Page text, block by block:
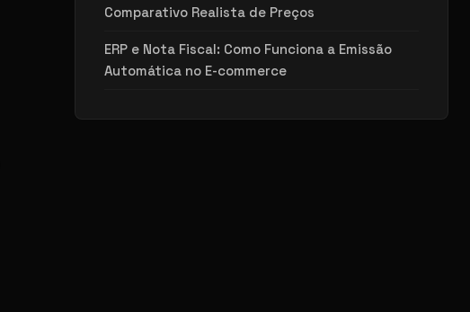
Comparativo Realista de Preços
ERP e Nota Fiscal: Como Funciona a Emissão
Automática no E-commerce